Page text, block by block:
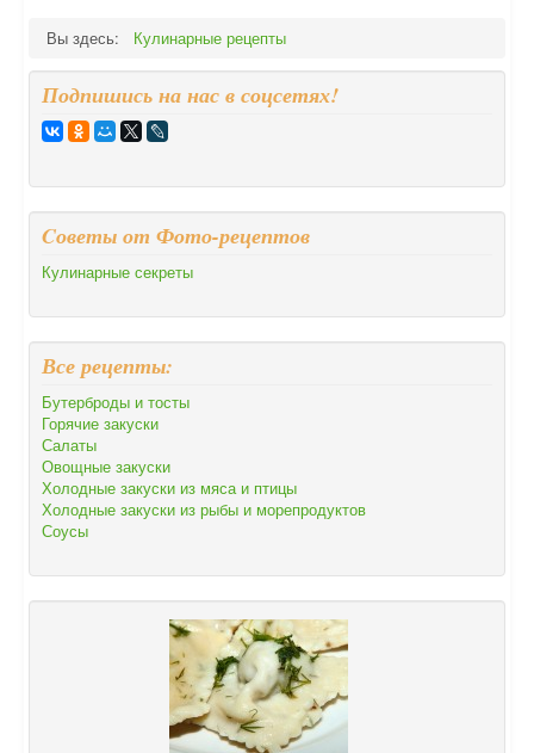
Вы здесь: Кулинарные рецепты
Подпишись на нас в соцсетях!
Cоветы от Фото-рецептов
Кулинарные секреты
Все рецепты:
Бутерброды и тосты
Горячие закуски
Салаты
Овощные закуски
Холодные закуски из мяса и птицы
Холодные закуски из рыбы и морепродуктов
Соусы